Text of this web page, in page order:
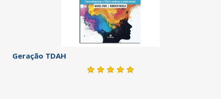
Geração TDAH